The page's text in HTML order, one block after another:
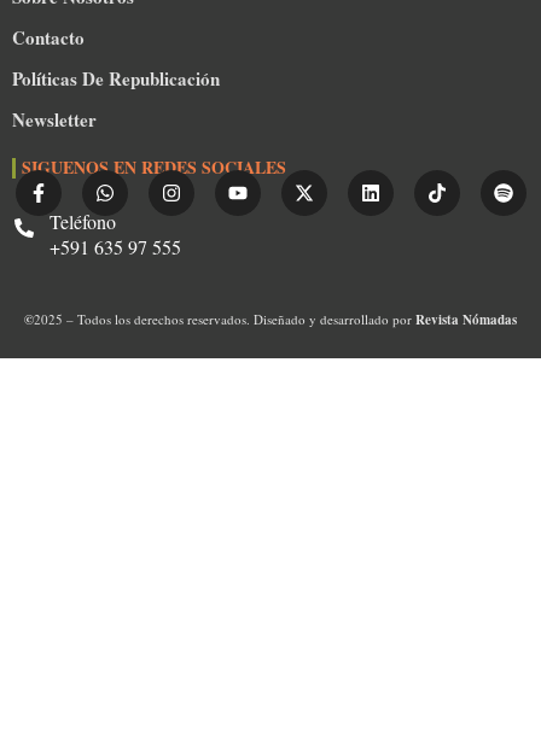
Contacto
Políticas De Republicación
Newsletter
SIGUENOS EN REDES SOCIALES
Teléfono
+591 635 97 555
©2025 – Todos los derechos reservados. Diseñado y desarrollado por Revista Nómadas